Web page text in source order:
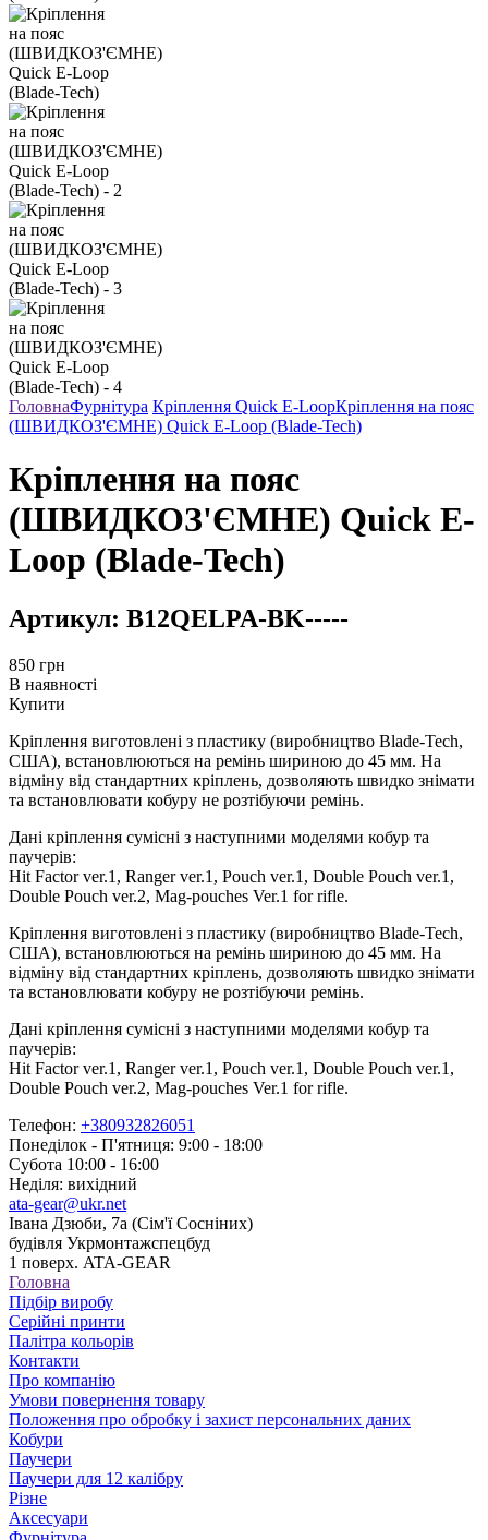
ГоловнаФурнітура Кріплення Quick E-LoopКріплення на пояс
(ШВИДКОЗ'ЄМНЕ) Quick E-Loop (Blade-Tech)
Кріплення на пояс
(ШВИДКОЗ'ЄМНЕ) Quick E-
Loop (Blade-Tech)
Артикул: B12QELPA-BK-----
850 грн
В наявності
Купити
Кріплення виготовлені з пластику (виробництво Blade-Tech,
США), встановлюються на ремінь шириною до 45 мм. На
відміну від стандартних кріплень, дозволяють швидко знімати
та встановлювати кобуру не розтібуючи ремінь.
Дані кріплення сумісні з наступними моделями кобур та
паучерів:
Hit Factor ver.1, Ranger ver.1, Pouch ver.1, Double Pouch ver.1,
Double Pouch ver.2, Mag-pouches Ver.1 for rifle.
Кріплення виготовлені з пластику (виробництво Blade-Tech,
США), встановлюються на ремінь шириною до 45 мм. На
відміну від стандартних кріплень, дозволяють швидко знімати
та встановлювати кобуру не розтібуючи ремінь.
Дані кріплення сумісні з наступними моделями кобур та
паучерів:
Hit Factor ver.1, Ranger ver.1, Pouch ver.1, Double Pouch ver.1,
Double Pouch ver.2, Mag-pouches Ver.1 for rifle.
Телефон: +380932826051
Понеділок - П'ятниця: 9:00 - 18:00
Субота 10:00 - 16:00
Неділя: вихідний
ata-gear@ukr.net
Івана Дзюби, 7а (Сім'ї Сосніних)
будівля Укрмонтажспецбуд
1 поверх. ATA-GEAR
Головна
Підбір виробу
Серійні принти
Палітра кольорів
Контакти
Про компанію
Умови повернення товару
Положення про обробку і захист персональних даних
Кобури
Паучери
Паучери для 12 калібру
Різне
Аксесуари